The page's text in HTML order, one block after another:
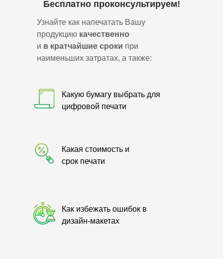
Какую бумагу выбрать для
цифровой печати
Бесплатно проконсультируем!
Узнайте как напечатать Вашу
продукцию качественно
и в кратчайшие сроки при
наименьших затратах, а также:
Как избежать ошибок в
дизайн-макетах
Какая стоимость и
срок печати